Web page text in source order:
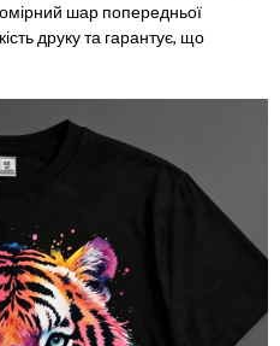
шар попередньої
друку та гарантує, що